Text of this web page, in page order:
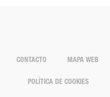
CONTACTO MAPA WEB
POLÍTICA DE COOKIES